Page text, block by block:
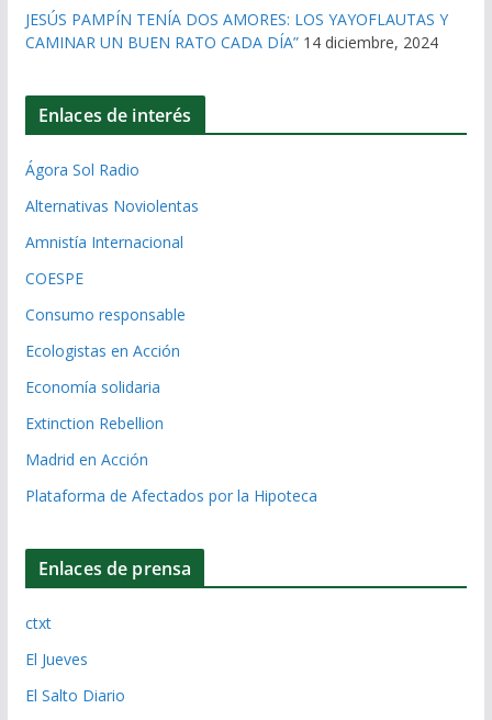
JESÚS PAMPÍN TENÍA DOS AMORES: LOS YAYOFLAUTAS Y
CAMINAR UN BUEN RATO CADA DÍA” 14 diciembre, 2024
Enlaces de interés
Ágora Sol Radio
Alternativas Noviolentas
Amnistía Internacional
COESPE
Consumo responsable
Ecologistas en Acción
Economía solidaria
Extinction Rebellion
Madrid en Acción
Plataforma de Afectados por la Hipoteca
Enlaces de prensa
ctxt
El Jueves
El Salto Diario